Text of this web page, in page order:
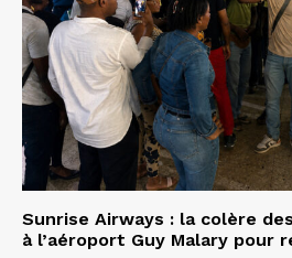
Sunrise Airways : la colère
à l’aéroport Guy Malary pour